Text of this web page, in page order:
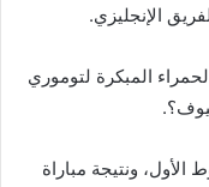
الإنجليزي.
المبكرة لتوموري
ونتيجة مباراة